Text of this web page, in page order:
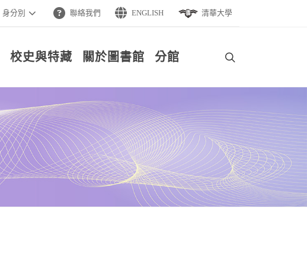
身分別 聯絡我們 ENGLISH 清華大學
校史與特藏 關於圖書館 分館